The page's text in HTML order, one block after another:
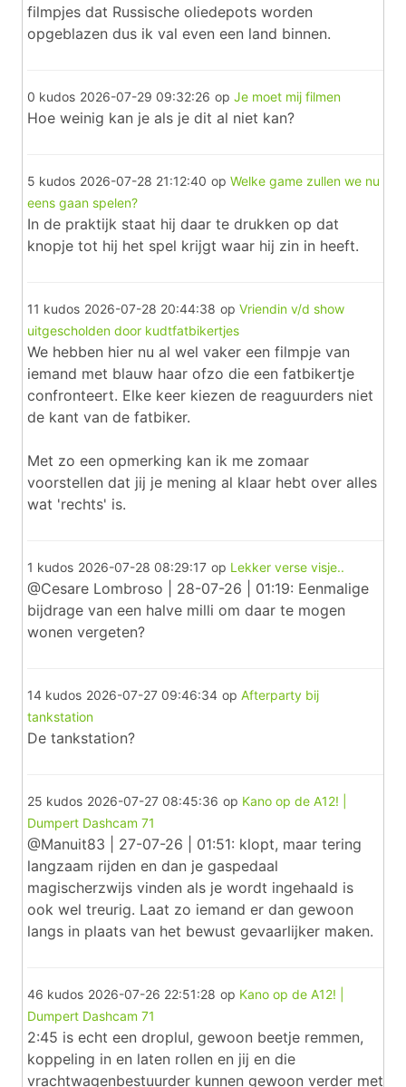
filmpjes dat Russische oliedepots worden
opgeblazen dus ik val even een land binnen.
0 kudos 2026-07-29 09:32:26 op Je moet mij filmen
Hoe weinig kan je als je dit al niet kan?
5 kudos 2026-07-28 21:12:40 op Welke game zullen we nu
eens gaan spelen?
In de praktijk staat hij daar te drukken op dat
knopje tot hij het spel krijgt waar hij zin in heeft.
11 kudos 2026-07-28 20:44:38 op Vriendin v/d show
uitgescholden door kudtfatbikertjes
We hebben hier nu al wel vaker een filmpje van
iemand met blauw haar ofzo die een fatbikertje
confronteert. Elke keer kiezen de reaguurders niet
de kant van de fatbiker.
Met zo een opmerking kan ik me zomaar
voorstellen dat jij je mening al klaar hebt over alles
wat 'rechts' is.
1 kudos 2026-07-28 08:29:17 op Lekker verse visje..
@Cesare Lombroso | 28-07-26 | 01:19: Eenmalige
bijdrage van een halve milli om daar te mogen
wonen vergeten?
14 kudos 2026-07-27 09:46:34 op Afterparty bij
tankstation
De tankstation?
25 kudos 2026-07-27 08:45:36 op Kano op de A12! |
Dumpert Dashcam 71
@Manuit83 | 27-07-26 | 01:51: klopt, maar tering
langzaam rijden en dan je gaspedaal
magischerzwijs vinden als je wordt ingehaald is
ook wel treurig. Laat zo iemand er dan gewoon
langs in plaats van het bewust gevaarlijker maken.
46 kudos 2026-07-26 22:51:28 op Kano op de A12! |
Dumpert Dashcam 71
2:45 is echt een droplul, gewoon beetje remmen,
koppeling in en laten rollen en jij en die
vrachtwagenbestuurder kunnen gewoon verder met